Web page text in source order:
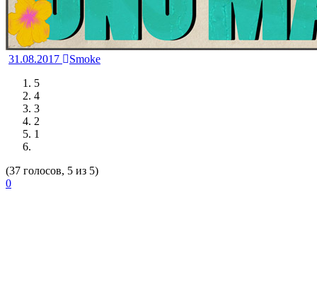
31.08.2017
Smoke
5
4
3
2
1
(37 голосов, 5 из 5)
0